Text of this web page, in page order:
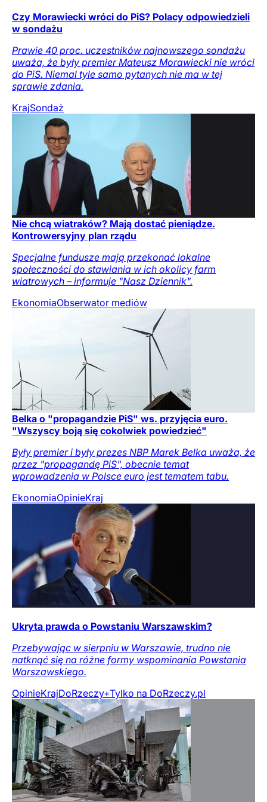
Czy Morawiecki wróci do PiS? Polacy odpowiedzieli
w sondażu
Prawie 40 proc. uczestników najnowszego sondażu
uważa, że były premier Mateusz Morawiecki nie wróci
do PiS. Niemal tyle samo pytanych nie ma w tej
sprawie zdania.
KrajSondaż
Nie chcą wiatraków? Mają dostać pieniądze.
Kontrowersyjny plan rządu
Specjalne fundusze mają przekonać lokalne
społeczności do stawiania w ich okolicy farm
wiatrowych – informuje "Nasz Dziennik".
EkonomiaObserwator mediów
Belka o "propagandzie PiS" ws. przyjęcia euro.
"Wszyscy boją się cokolwiek powiedzieć"
Były premier i były prezes NBP Marek Belka uważa, że
przez "propagandę PiS", obecnie temat
wprowadzenia w Polsce euro jest tematem tabu.
EkonomiaOpinieKraj
Ukryta prawda o Powstaniu Warszawskim?
Przebywając w sierpniu w Warszawie, trudno nie
natknąć się na różne formy wspominania Powstania
Warszawskiego.
OpinieKrajDoRzeczy+Tylko na DoRzeczy.pl